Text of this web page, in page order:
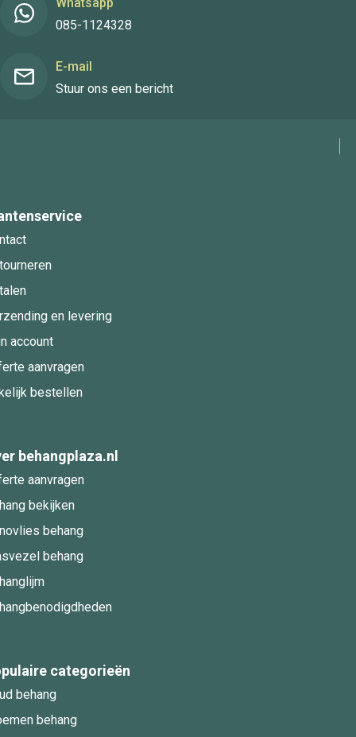
Whatsapp
085-1124328
E-mail
Stuur ons een bericht
en levering
account
aanvragen
bestellen
behangplaza.nl
aanvragen
bekijken
behang
behang
categorieën
behang
behang